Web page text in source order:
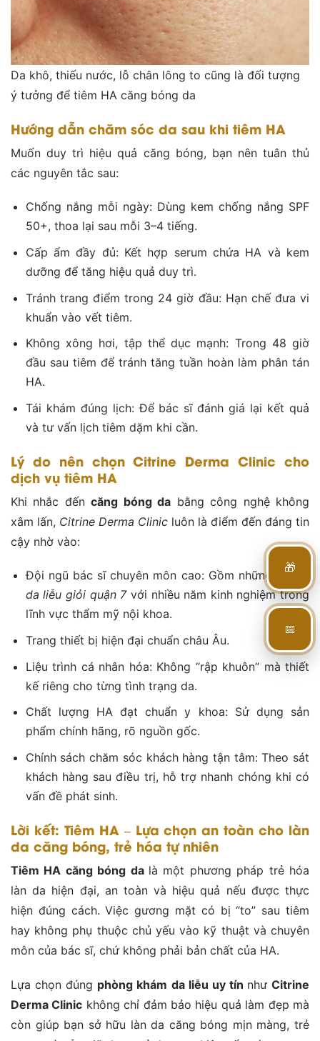
Da khô, thiếu nước, lỗ chân lông to cũng là đối tượng
ý tưởng để tiêm HA căng bóng da
Hướng dẫn chăm sóc da sau khi tiêm HA
Muốn duy trì hiệu quả căng bóng, bạn nên tuân thủ
các nguyên tắc sau:
Chống nắng mỗi ngày: Dùng kem chống nắng SPF
50+, thoa lại sau mỗi 3–4 tiếng.
Cấp ẩm đầy đủ: Kết hợp serum chứa HA và kem
dưỡng để tăng hiệu quả duy trì.
Tránh trang điểm trong 24 giờ đầu: Hạn chế đưa vi
khuẩn vào vết tiêm.
Không xông hơi, tập thể dục mạnh: Trong 48 giờ
đầu sau tiêm để tránh tăng tuần hoàn làm phân tán
HA.
Tái khám đúng lịch: Để bác sĩ đánh giá lại kết quả
và tư vấn lịch tiêm dặm khi cần.
Lý do nên chọn Citrine Derma Clinic cho
dịch vụ tiêm HA
Khi nhắc đếncăng bóng da bằng công nghệ không
xâm lấn, Citrine Derma Clinic luôn là điểm đến đáng tin
cậy nhờ vào:
Đội ngũ bác sĩ chuyên môn cao: Gồm những
bác sĩ
da liễu giỏi quận 7với nhiều năm kinh nghiệm trong
lĩnh vực thẩm mỹ nội khoa.
Trang thiết bị hiện đại chuẩn châu Âu.
Liệu trình cá nhân hóa: Không “rập khuôn” mà thiết
kế riêng cho từng tình trạng da.
Chất lượng HA đạt chuẩn y khoa: Sử dụng sản
phẩm chính hãng, rõ nguồn gốc.
Chính sách chăm sóc khách hàng tận tâm: Theo sát
khách hàng sau điều trị, hỗ trợ nhanh chóng khi có
vấn đề phát sinh.
Lời kết: Tiêm HA – Lựa chọn an toàn cho làn
da căng bóng, trẻ hóa tự nhiên
Tiêm HA căng bóng da là một phương pháp trẻ hóa
làn da hiện đại, an toàn và hiệu quả nếu được thực
hiện đúng cách. Việc gương mặt có bị “to” sau tiêm
hay không phụ thuộc chủ yếu vào kỹ thuật và chuyên
môn của bác sĩ, chứ không phải bản chất của HA.
Lựa chọn đúng phòng khám da liễu uy tín nhưCitrine
Derma Clinic không chỉ đảm bảo hiệu quả làm đẹp mà
còn giúp bạn sở hữu làn da căng bóng mịn màng, trẻ
🎁
📅